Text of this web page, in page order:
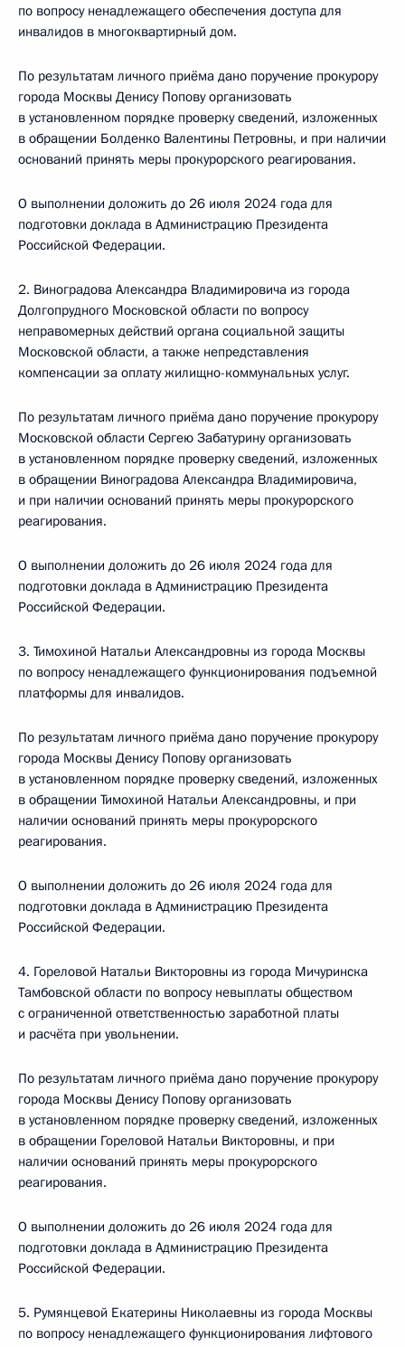
по вопросу ненадлежащего обеспечения доступа для
инвалидов в многоквартирный дом.
По результатам личного приёма дано поручение прокурору
города Москвы Денису Попову организовать
в установленном порядке проверку сведений, изложенных
в обращении Болденко Валентины Петровны, и при наличии
оснований принять меры прокурорского реагирования.
О выполнении доложить до 26 июля 2024 года для
подготовки доклада в Администрацию Президента
Российской Федерации.
2. Виноградова Александра Владимировича из города
Долгопрудного Московской области по вопросу
неправомерных действий органа социальной защиты
Московской области, а также непредставления
компенсации за оплату жилищно-коммунальных услуг.
По результатам личного приёма дано поручение прокурору
Московской области Сергею Забатурину организовать
в установленном порядке проверку сведений, изложенных
в обращении Виноградова Александра Владимировича,
и при наличии оснований принять меры прокурорского
реагирования.
О выполнении доложить до 26 июля 2024 года для
подготовки доклада в Администрацию Президента
Российской Федерации.
3. Тимохиной Натальи Александровны из города Москвы
по вопросу ненадлежащего функционирования подъемной
платформы для инвалидов.
По результатам личного приёма дано поручение прокурору
города Москвы Денису Попову организовать
в установленном порядке проверку сведений, изложенных
в обращении Тимохиной Натальи Александровны, и при
наличии оснований принять меры прокурорского
реагирования.
О выполнении доложить до 26 июля 2024 года для
подготовки доклада в Администрацию Президента
Российской Федерации.
4. Гореловой Натальи Викторовны из города Мичуринска
Тамбовской области по вопросу невыплаты обществом
с ограниченной ответственностью заработной платы
и расчёта при увольнении.
По результатам личного приёма дано поручение прокурору
города Москвы Денису Попову организовать
в установленном порядке проверку сведений, изложенных
в обращении Гореловой Натальи Викторовны, и при
наличии оснований принять меры прокурорского
реагирования.
О выполнении доложить до 26 июля 2024 года для
подготовки доклада в Администрацию Президента
Российской Федерации.
5. Румянцевой Екатерины Николаевны из города Москвы
по вопросу ненадлежащего функционирования лифтового